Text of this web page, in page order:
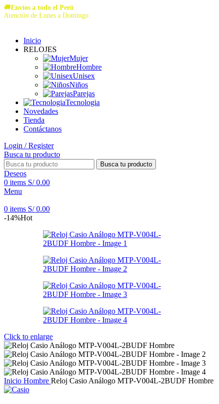
🚚Envíos a todo el Perú
Atención de Lunes a Domingo
Inicio
RELOJES
Mujer
Hombre
Unisex
Niños
Parejas
Tecnologia
Novedades
Tienda
Contáctanos
Login / Register
Busca tu producto
Busca tu producto
Deseos
0 items S/0.00
Menu
0 items S/0.00
-14%Hot
Click to enlarge
Inicio Hombre Reloj Casio Análogo MTP-V004L-2BUDF Hombre